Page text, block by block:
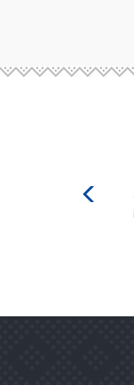
Российской